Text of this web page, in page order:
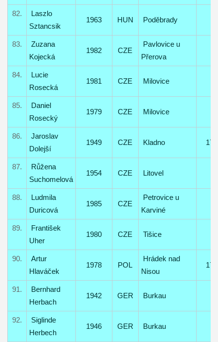
82.
Laszlo
Sztancsik
1963 HUN Poděbrady
83.
Zuzana
Kojecká
1982 CZE
Pavlovice u
Přerova
84.
Lucie
Rosecká
1981 CZE Milovice
85.
Daniel
Rosecký
1979 CZE Milovice
86.
Jaroslav
Dolejší
1949 CZE Kladno 17
87.
Růžena
Suchomelová
1954 CZE Litovel
88.
Ludmila
Duricová
1985 CZE
Petrovice u
Karviné
89.
František
Uher
1980 CZE Tišice
90.
Artur
Hlaváček
1978 POL
Hrádek nad
Nisou
17
91.
Bernhard
Herbach
1942 GER Burkau
92.
Siglinde
Herbech
1946 GER Burkau